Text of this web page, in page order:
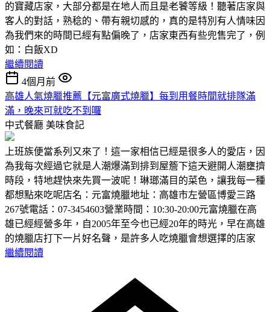
的寶藏店家，大部分都是在地人而且是老饕等級！聽著店家與
客人的對話，熟稔的、帶有親切感的，真的是特別有人情味因
為我們來的時間已經有點偏晚了，店家東西有些兜售完了，例
如：白飯XD
繼續閱讀
4個月前
高雄人氣燒臘推薦【元富廣式燒臘】每到用餐時間就排隊滿
滿，晚來可就吃不到囉
中式餐廳 美味食記
上班族便當系列又來了！這一家相信已經是很多人的愛店，因
為我每次經過它就是人潮爆滿到排到屋簷下這天避開人潮壅擠
時段，特地趕快來先買一波呢！琳瑯滿目的菜色，讓我每一種
都想點來吃呢店名：元富燒臘地址：高雄市左營區博愛三路
267號電話：07-3454603營業時間：10:30-20:00元富燒臘在高
雄已經經營多年，自2005年至今也已經20年的時光，早在高雄
的燒臘店打下一片好名聲，是許多人吃燒臘會想選擇的店家
繼續閱讀